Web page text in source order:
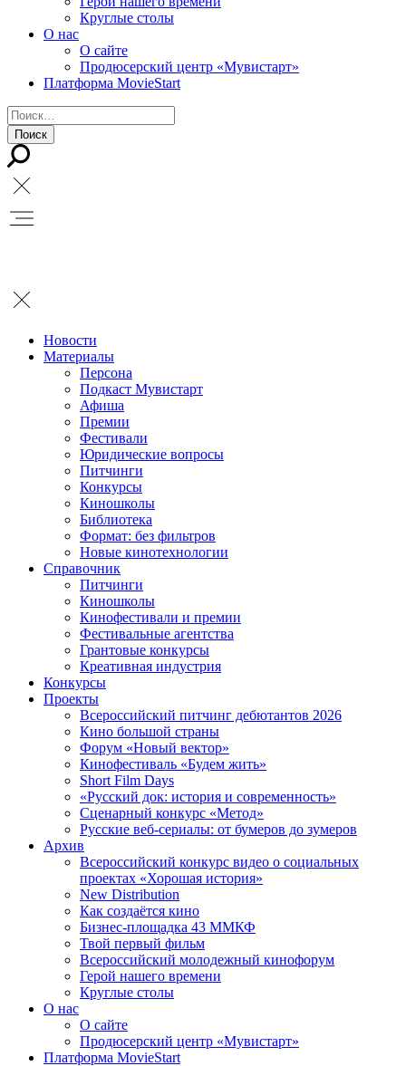
Круглые столы
О нас
О сайте
Продюсерский центр «Мувистарт»
Платформа MovieStart
Новости
Материалы
Персона
Подкаст Мувистарт
Афиша
Премии
Фестивали
Юридические вопросы
Питчинги
Конкурсы
Киношколы
Библиотека
Формат: без фильтров
Новые кинотехнологии
Справочник
Питчинги
Киношколы
Кинофестивали и премии
Фестивальные агентства
Грантовые конкурсы
Креативная индустрия
Конкурсы
Проекты
Всероссийский питчинг дебютантов 2026
Кино большой страны
Форум «Новый вектор»
Кинофестиваль «Будем жить»
Short Film Days
«Русский док: история и современность»
Сценарный конкурс «Метод»
Русские веб-сериалы: от бумеров до зумеров
Архив
Всероссийский конкурс видео о социальных
проектах «Хорошая история»
New Distribution
Как создаётся кино
Бизнес-площадка 43 ММКФ
Твой первый фильм
Всероссийский молодежный кинофорум
Герой нашего времени
Круглые столы
О нас
О сайте
Продюсерский центр «Мувистарт»
Платформа MovieStart